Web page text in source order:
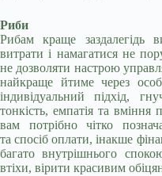
Риби
Рибам краще заздалегідь
витрати і намагатися не
не дозволяти настрою
найкраще йтиме через
індивідуальний підхід,
тонкість, емпатія та
вам потрібно чітко
та спосіб оплати, інакше
багато внутрішнього
втіхи, вірити красивим